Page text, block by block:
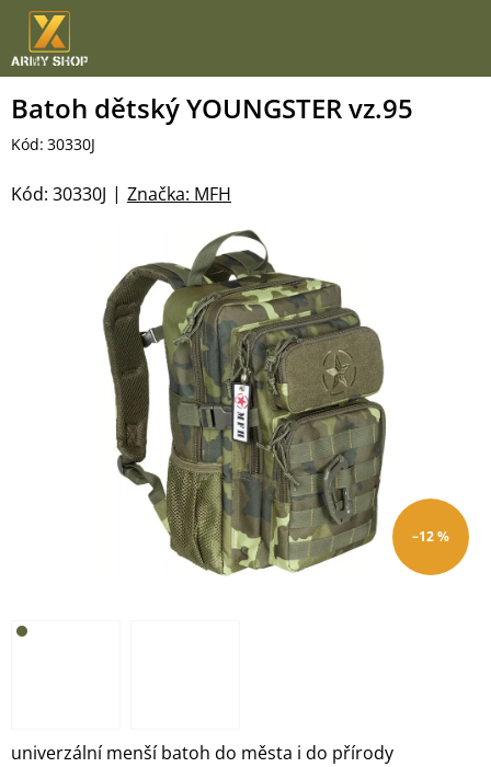
Přejít
obsah
Batoh dětský YOUNGSTER vz.95
Kód: 30330J
Značka: MFH
Kód: 30330J
–12 %
univerzální menší batoh do města i do přírody